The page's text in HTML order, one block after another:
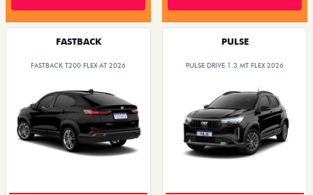
FASTBACK
FASTBACK T200 FLEX AT 2026
PULSE
PULSE DRIVE 1.3 MT FLEX 2026